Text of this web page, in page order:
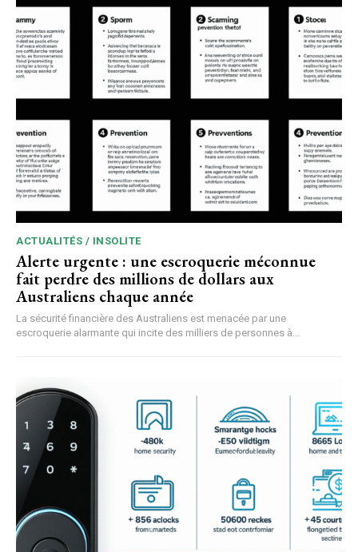
ACTUALITÉS / INSOLITE
Alerte urgente : une escroquerie méconnue
fait perdre des millions de dollars aux
Australiens chaque année
La sécurité financière des Australiens est menacée par une
escroquerie alarmante qui incite des milliers de personnes à...